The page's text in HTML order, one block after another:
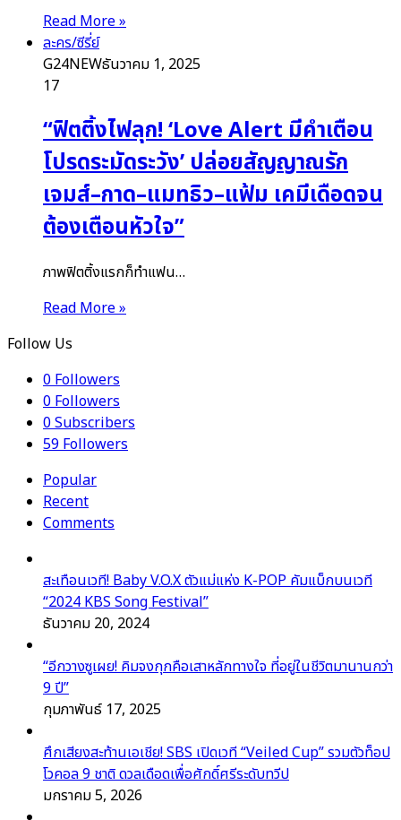
Read More »
ละคร/ซีรี่ย์
G24NEWธันวาคม 1, 2025
17
“ฟิตติ้งไฟลุก! ‘Love Alert มีคำเตือน
โปรดระมัดระวัง’ ปล่อยสัญญาณรัก
เจมส์–กาด–แมทธิว–แฟ้ม เคมีเดือดจน
ต้องเตือนหัวใจ”
ภาพฟิตติ้งแรกก็ทำแฟน…
Read More »
Follow Us
0Followers
0Followers
0Subscribers
59Followers
Popular
Recent
Comments
สะเทือนเวที! Baby V.O.X ตัวแม่แห่ง K-POP คัมแบ็กบนเวที
“2024 KBS Song Festival”
ธันวาคม 20, 2024
“อีกวางซูเผย! คิมจงกุกคือเสาหลักทางใจ ที่อยู่ในชีวิตมานานกว่า
9 ปี”
กุมภาพันธ์ 17, 2025
ศึกเสียงสะท้านเอเชีย! SBS เปิดเวที “Veiled Cup” รวมตัวท็อป
โวคอล 9 ชาติ ดวลเดือดเพื่อศักดิ์ศรีระดับทวีป
มกราคม 5, 2026